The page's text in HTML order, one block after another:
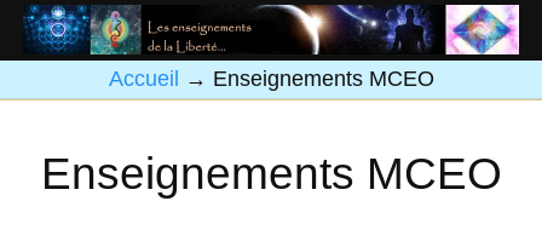
Accueil → Enseignements MCEO
Enseignements MCEO